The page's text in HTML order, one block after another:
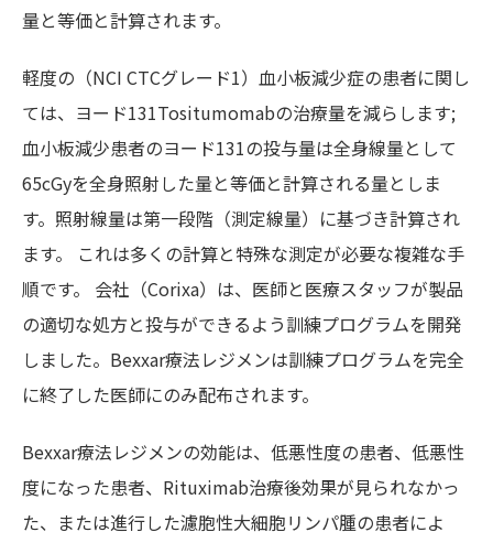
量と等価と計算されます。
軽度の（NCI CTCグレード1）血小板減少症の患者に関し
ては、ヨード131Tositumomabの治療量を減らします;
血小板減少患者のヨード131の投与量は全身線量として
65cGyを全身照射した量と等価と計算される量としま
す。照射線量は第一段階（測定線量）に基づき計算され
ます。 これは多くの計算と特殊な測定が必要な複雑な手
順です。 会社（Corixa）は、医師と医療スタッフが製品
の適切な処方と投与ができるよう訓練プログラムを開発
しました。Bexxar療法レジメンは訓練プログラムを完全
に終了した医師にのみ配布されます。
Bexxar療法レジメンの効能は、低悪性度の患者、低悪性
度になった患者、Rituximab治療後効果が見られなかっ
た、または進行した濾胞性大細胞リンパ腫の患者によ